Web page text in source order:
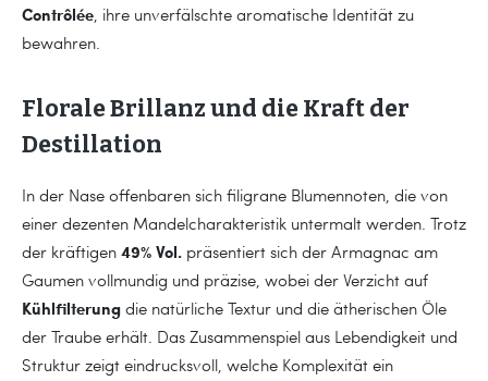
Contrôlée, ihre unverfälschte aromatische Identität zu
bewahren.
Florale Brillanz und die Kraft der
Destillation
In der Nase offenbaren sich filigrane Blumennoten, die von
einer dezenten Mandelcharakteristik untermalt werden. Trotz
der kräftigen 49% Vol. präsentiert sich der Armagnac am
Gaumen vollmundig und präzise, wobei der Verzicht auf
Kühlfilterung die natürliche Textur und die ätherischen Öle
der Traube erhält. Das Zusammenspiel aus Lebendigkeit und
Struktur zeigt eindrucksvoll, welche Komplexität ein